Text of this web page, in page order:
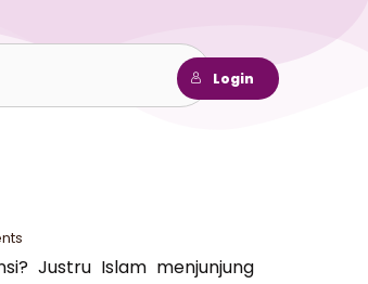
Login
Justru Islam menjunjung